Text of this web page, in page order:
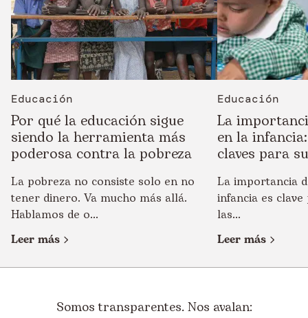
Educación
Por qué la educación sigue
siendo la herramienta más
poderosa contra la pobreza
La pobreza no consiste solo en no
tener dinero. Va mucho más allá.
Hablamos de o...
Leer más
Educación
La
en la
claves para
La importancia
infancia es
las...
Leer más
Somos transparentes. Nos avalan: